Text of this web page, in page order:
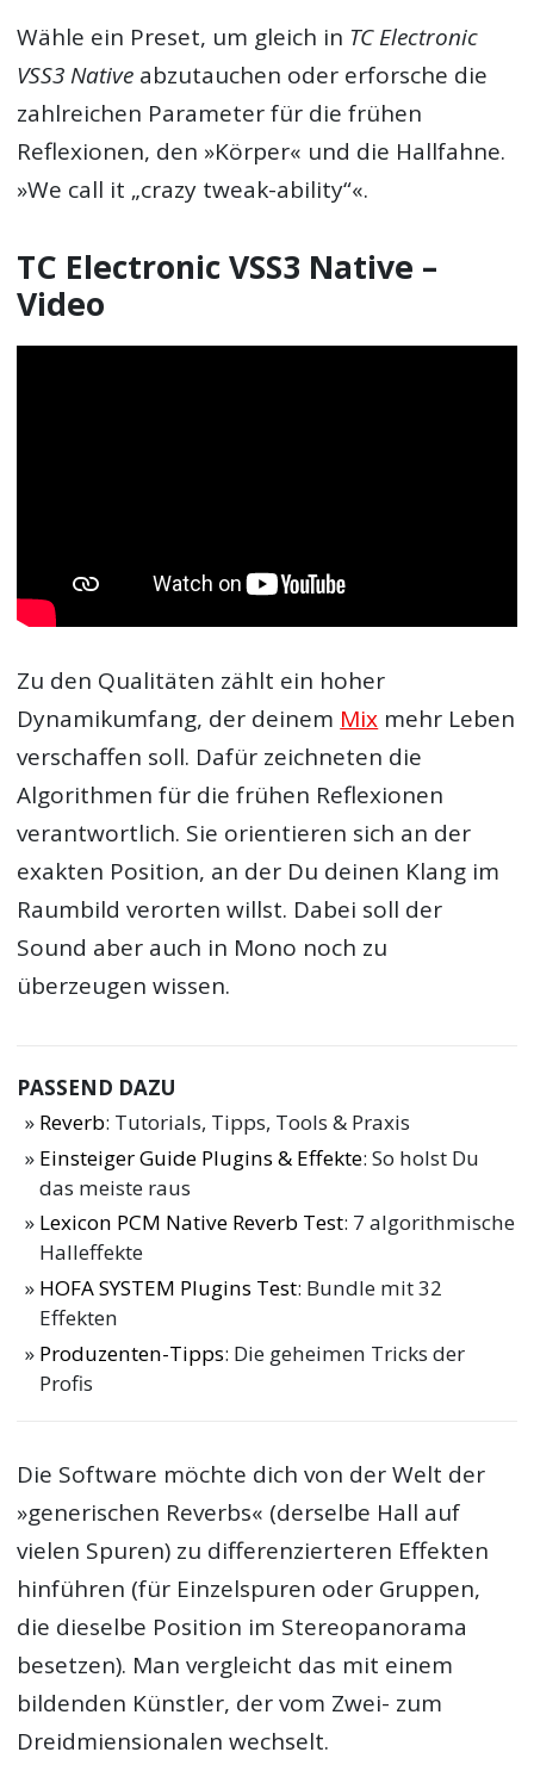
Wähle ein Preset, um gleich in TC Electronic
VSS3 Native abzutauchen oder erforsche die
zahlreichen Parameter für die frühen
Reflexionen, den »Körper« und die Hallfahne.
»We call it „crazy tweak-ability“«.
TC Electronic VSS3 Native –
Video
Zu den Qualitäten zählt ein hoher
Dynamikumfang, der deinem Mix mehr Leben
verschaffen soll. Dafür zeichneten die
Algorithmen für die frühen Reflexionen
verantwortlich. Sie orientieren sich an der
exakten Position, an der Du deinen Klang im
Raumbild verorten willst. Dabei soll der
Sound aber auch in Mono noch zu
überzeugen wissen.
PASSEND DAZU
Reverb: Tutorials, Tipps, Tools & Praxis
Einsteiger Guide Plugins & Effekte: So holst Du
das meiste raus
Lexicon PCM Native Reverb Test: 7 algorithmische
Halleffekte
HOFA SYSTEM Plugins Test: Bundle mit 32
Effekten
Produzenten-Tipps: Die geheimen Tricks der
Profis
Die Software möchte dich von der Welt der
»generischen Reverbs« (derselbe Hall auf
vielen Spuren) zu differenzierteren Effekten
hinführen (für Einzelspuren oder Gruppen,
die dieselbe Position im Stereopanorama
besetzen). Man vergleicht das mit einem
bildenden Künstler, der vom Zwei- zum
Dreidmiensionalen wechselt.